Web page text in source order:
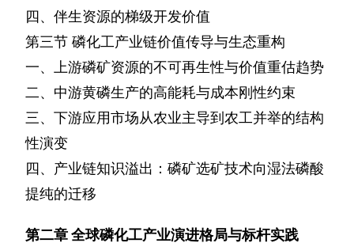
四、伴生资源的梯级开发价值
第三节 磷化工产业链价值传导与生态重构
一、上游磷矿资源的不可再生性与价值重估趋势
二、中游黄磷生产的高能耗与成本刚性约束
三、下游应用市场从农业主导到农工并举的结构
性演变
四、产业链知识溢出：磷矿选矿技术向湿法磷酸
提纯的迁移
第二章全球磷化工产业演进格局与标杆实践